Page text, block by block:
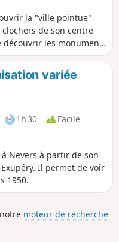
la "ville pointue"
de son centre
les monuments
le Palais Ducal,
la Porte du Croux,
de maisons
variée
1h 30
Facile
Nevers à partir de son
Il permet de voir
1950.
moteur de recherche